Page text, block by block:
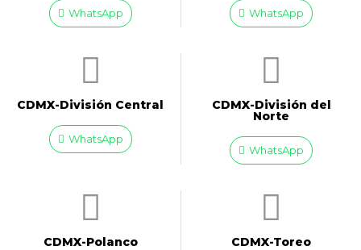
WhatsApp WhatsApp
CDMX-División Central
WhatsApp
CDMX-División del
Norte
WhatsApp
CDMX-Polanco CDMX-Toreo